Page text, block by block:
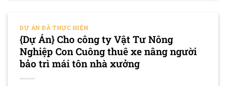
DỰ ÁN ĐÃ THỰC HIỆN
{Dự Án} Cho công ty Vật Tư Nông
Nghiệp Con Cuông thuê xe nâng người
bảo trì mái tôn nhà xưởng